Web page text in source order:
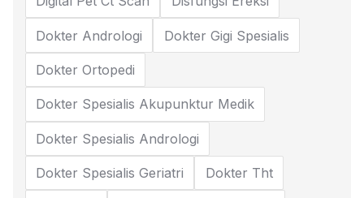
Dokter Andrologi Dokter Gigi Spesialis
Dokter Ortopedi
Dokter Spesialis Akupunktur Medik
Dokter Spesialis Andrologi
Dokter Spesialis Geriatri Dokter Tht